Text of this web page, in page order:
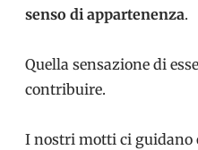
senso di appartenenza.
Quella sensazione di
contribuire.
I nostri motti ci guidano